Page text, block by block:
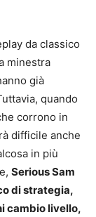
da classico
minestra
già
quando
corrono in
difficile anche
in più
Serious Sam
di strategia,
cambio livello,